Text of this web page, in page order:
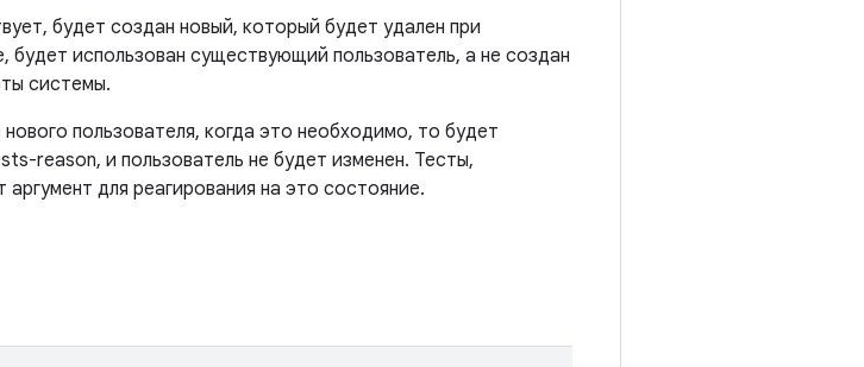
будет создан новый, который будет удален при
использован существующий пользователь, а не создан
системы.
пользователя, когда это необходимо, то будет
reason, и пользователь не будет изменен. Тесты,
для реагирования на это состояние.